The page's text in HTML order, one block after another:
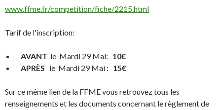
www.ffme.fr/competition/fiche/2215.html
Tarif de l'inscription:
AVANT le Mardi 29 Mai: 10€
APRÈS le Mardi 29 Mai : 15€
Sur ce même lien de la FFME vous retrouvez tous les
renseignements et les documents concernant le règlement de